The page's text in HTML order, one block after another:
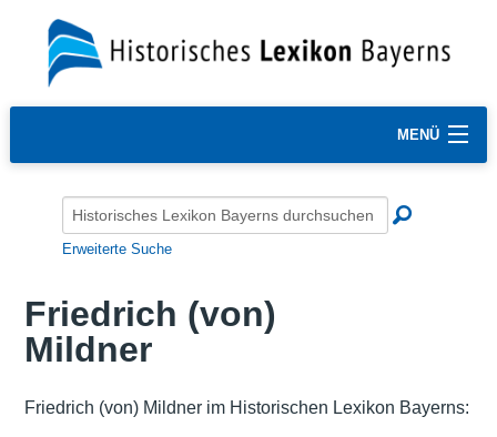
MENÜ
Erweiterte Suche
Friedrich (von)
Mildner
Friedrich (von) Mildner im Historischen Lexikon Bayerns: